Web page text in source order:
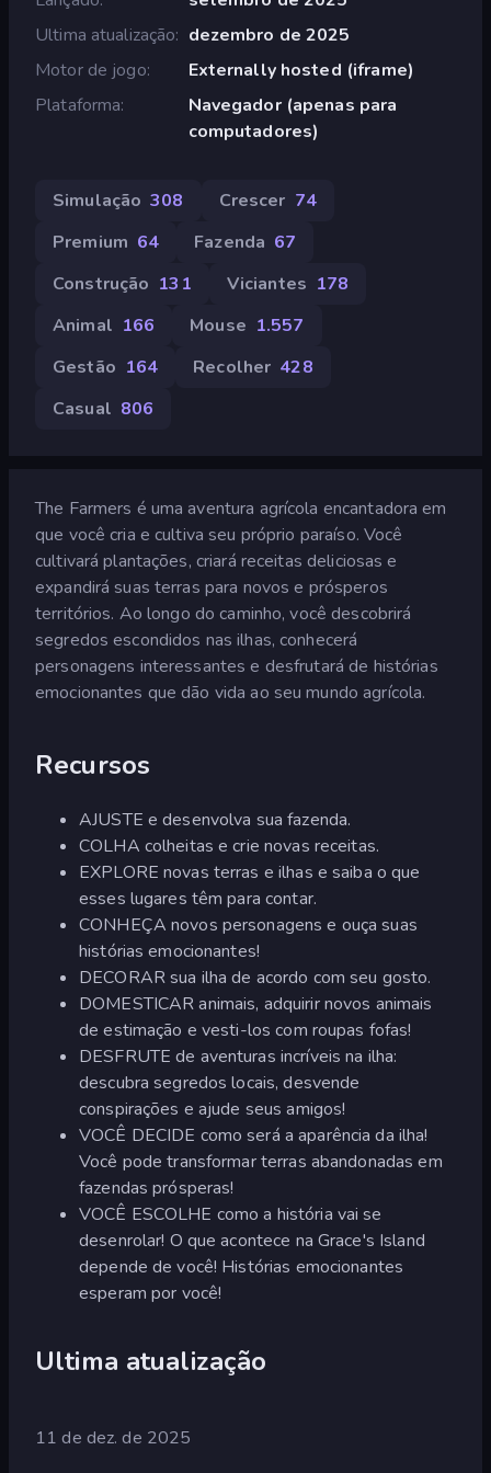
Ultima atualização
dezembro de 2025
Motor de jogo
Externally hosted (iframe)
Plataforma
Navegador (apenas para
computadores)
Simulação 308 Crescer 74
Premium 64 Fazenda 67
Construção 131 Viciantes 178
Animal 166 Mouse 1.557
Gestão 164 Recolher 428
Casual 806
The Farmers é uma aventura agrícola encantadora em
que você cria e cultiva seu próprio paraíso. Você
cultivará plantações, criará receitas deliciosas e
expandirá suas terras para novos e prósperos
territórios. Ao longo do caminho, você descobrirá
segredos escondidos nas ilhas, conhecerá
personagens interessantes e desfrutará de histórias
emocionantes que dão vida ao seu mundo agrícola.
Recursos
AJUSTE e desenvolva sua fazenda.
COLHA colheitas e crie novas receitas.
EXPLORE novas terras e ilhas e saiba o que
esses lugares têm para contar.
CONHEÇA novos personagens e ouça suas
histórias emocionantes!
DECORAR sua ilha de acordo com seu gosto.
DOMESTICAR animais, adquirir novos animais
de estimação e vesti-los com roupas fofas!
DESFRUTE de aventuras incríveis na ilha:
descubra segredos locais, desvende
conspirações e ajude seus amigos!
VOCÊ DECIDE como será a aparência da ilha!
Você pode transformar terras abandonadas em
fazendas prósperas!
VOCÊ ESCOLHE como a história vai se
desenrolar! O que acontece na Grace's Island
depende de você! Histórias emocionantes
esperam por você!
Ultima atualização
11 de dez. de 2025